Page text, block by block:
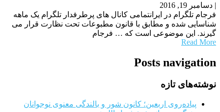
| دسامبر 19, 2016
فرجام تلگرام در ایرانتمامی کانال های پرطرفدار تلگرام یک ماهه
شناسایی شده و مطابق با قانون مطبوعات تحت نظارت قرار می
گیرند. این موضوعی است که … فرجام
Read More
Posts navigation
نوشته‌های تازه
پیاده‌روی اربعین؛ کانون شور و بالندگی معنوی نوجوانان